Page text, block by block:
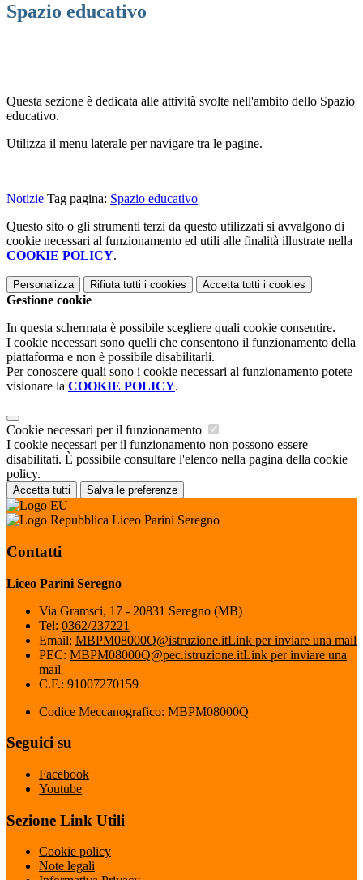
Spazio educativo
Questa sezione è dedicata alle attività svolte nell'ambito dello Spazio
educativo.
Utilizza il menu laterale per navigare tra le pagine.
Notizie Tag pagina: Spazio educativo
Questo sito o gli strumenti terzi da questo utilizzati si avvalgono di
cookie necessari al funzionamento ed utili alle finalità illustrate nella
COOKIE POLICY.
Personalizza Rifiuta tutti i cookies Accetta tutti i cookies
Gestione cookie
In questa schermata è possibile scegliere quali cookie consentire.
I cookie necessari sono quelli che consentono il funzionamento della
piattaforma e non è possibile disabilitarli.
Per conoscere quali sono i cookie necessari al funzionamento potete
visionare la COOKIE POLICY.
Cookie necessari per il funzionamento
I cookie necessari per il funzionamento non possono essere
disabilitati. È possibile consultare l'elenco nella pagina della cookie
policy.
Accetta tutti Salva le preferenze
Liceo Parini Seregno
Contatti
Liceo Parini Seregno
Via Gramsci, 17 - 20831 Seregno (MB)
Tel: 0362/237221
Email: MBPM08000Q@istruzione.itLink per inviare una mail
PEC: MBPM08000Q@pec.istruzione.itLink per inviare una
mail
C.F.: 91007270159
Codice Meccanografico: MBPM08000Q
Seguici su
Facebook
Youtube
Sezione Link Utili
Cookie policy
Note legali